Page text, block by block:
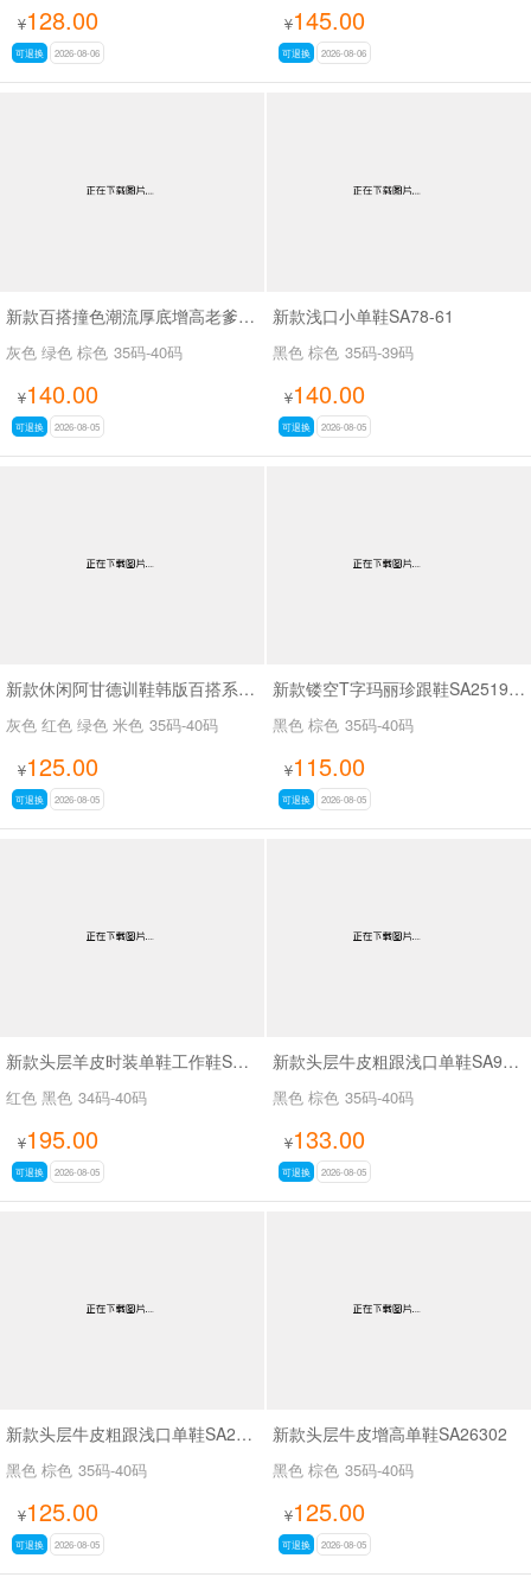
¥128.00
可退换 2026-08-06
¥145.00
可退换 2026-08-06
新款百搭撞色潮流厚底增高老爹鞋SA8383
灰色 绿色 棕色 35码-40码
¥140.00
可退换 2026-08-05
新款浅口小单鞋SA78-61
黑色 棕色 35码-39码
¥140.00
可退换 2026-08-05
新款休闲阿甘德训鞋韩版百搭系带薄底休闲鞋SA1883
灰色 红色 绿色 米色 35码-40码
¥125.00
可退换 2026-08-05
新款镂空T字玛丽珍跟鞋SA2519-65
黑色 棕色 35码-40码
¥115.00
可退换 2026-08-05
新款头层羊皮时装单鞋工作鞋SA56-53
红色 黑色 34码-40码
¥195.00
可退换 2026-08-05
新款头层牛皮粗跟浅口单鞋SA9629-5
黑色 棕色 35码-40码
¥133.00
可退换 2026-08-05
新款头层牛皮粗跟浅口单鞋SA26339
黑色 棕色 35码-40码
¥125.00
可退换 2026-08-05
新款头层牛皮增高单鞋SA26302
黑色 棕色 35码-40码
¥125.00
可退换 2026-08-05